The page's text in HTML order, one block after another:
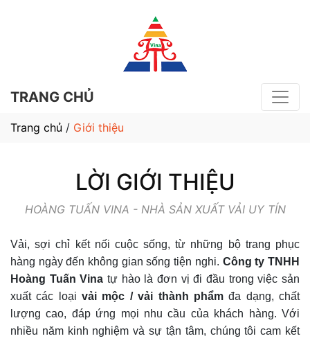
TRANG CHỦ
Trang chủ / Giới thiệu
LỜI GIỚI THIỆU
HOÀNG TUẤN VINA - NHÀ SẢN XUẤT VẢI UY TÍN
Vải, sợi chỉ kết nối cuộc sống, từ những bộ trang phục
hàng ngày đến không gian sống tiện nghi. Công ty TNHH
Hoàng Tuấn Vina tự hào là đơn vị đi đầu trong việc sản
xuất các loạivải mộc / vải thành phẩmđa dạng, chất
lượng cao, đáp ứng mọi nhu cầu của khách hàng. Với
nhiều năm kinh nghiệm và sự tận tâm, chúng tôi cam kết